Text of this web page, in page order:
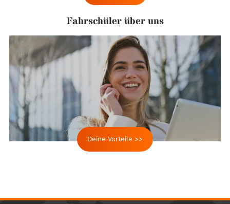
Fahrschüler über uns
Deine Vorteile >>